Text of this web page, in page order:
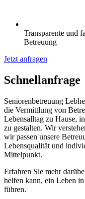
Transparente und
Betreuung
Jetzt anfragen
Schnell­anfrage
Seniorenbetreuung
die Vermittlung von
Lebensalltag zu Hause,
zu gestalten. Wir
wir passen unsere
Lebensqualität und
Mittelpunkt.
Erfahren Sie mehr
helfen kann, ein Leben
führen.